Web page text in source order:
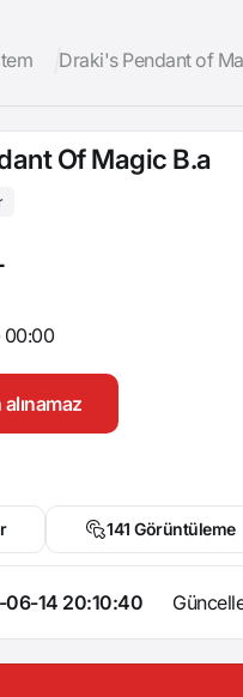
Draki's Pendant of
Of Magic B.a
00:00
141 Görüntüleme
06-14 20:10:40